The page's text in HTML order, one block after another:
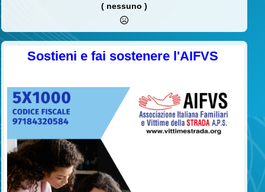
( nessuno )
Sostieni e fai sostenere l'AIFVS